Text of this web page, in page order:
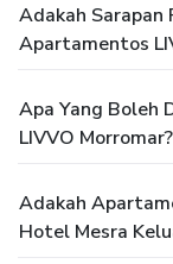
Adakah Sarapan
Apartamentos
Apa Yang Boleh
LIVVO Morromar?
Adakah
Hotel Mesra